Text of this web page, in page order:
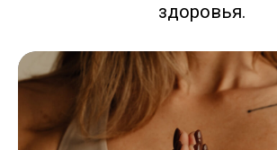
здоровья.